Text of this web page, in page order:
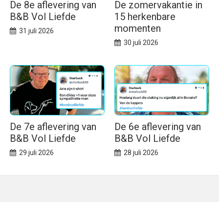
De 8e aflevering van
B&B Vol Liefde
31 juli 2026
De zomervakantie in
15 herkenbare
momenten
30 juli 2026
De 7e aflevering van
B&B Vol Liefde
29 juli 2026
De 6e aflevering van
B&B Vol Liefde
28 juli 2026